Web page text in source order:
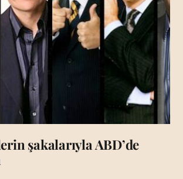
şakalarıyla ABD’de